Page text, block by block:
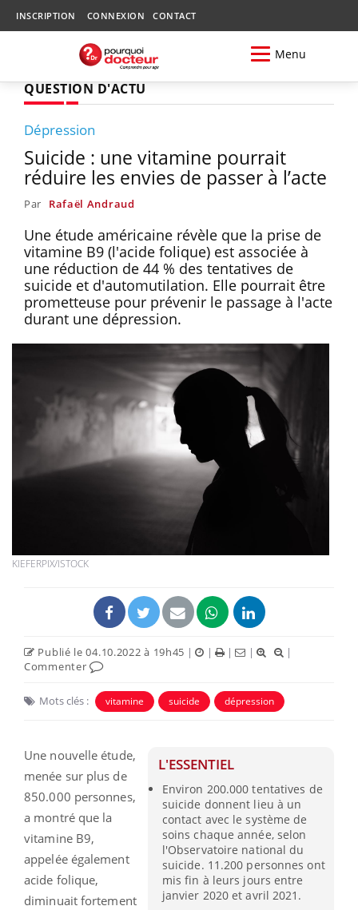
INSCRIPTION CONNEXION CONTACT
Menu
QUESTION D'ACTU
Dépression
Suicide : une vitamine pourrait
réduire les envies de passer à l’acte
Par Rafaël Andraud
Une étude américaine révèle que la prise de
vitamine B9 (l'acide folique) est associée à
une réduction de 44 % des tentatives de
suicide et d'automutilation. Elle pourrait être
prometteuse pour prévenir le passage à l'acte
durant une dépression.
KIEFERPIX/ISTOCK
Publié le 04.10.2022 à 19h45 | | | |
|
Commenter
Mots clés : vitamine suicide dépression
L'ESSENTIEL
Environ 200.000 tentatives de
suicide donnent lieu à un
contact avec le système de
soins chaque année, selon
l'Observatoire national du
suicide. 11.200 personnes ont
mis fin à leurs jours entre
janvier 2020 et avril 2021.
Une nouvelle étude,
menée sur plus de
850.000 personnes,
a montré que la
vitamine B9,
appelée également
acide folique,
diminuait fortement